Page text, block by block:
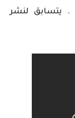
. يتسابق لنشر